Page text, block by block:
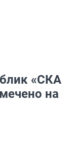
«СКА
на